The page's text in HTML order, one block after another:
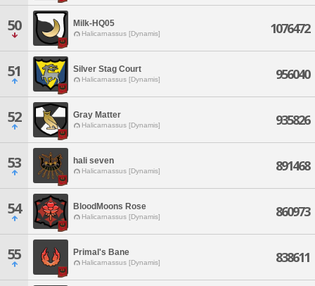
50 Milk-HQ05
Halicarnassus [Dynamis] 1076472
51 Silver Stag Court
Halicarnassus [Dynamis] 956040
52 Gray Matter
Halicarnassus [Dynamis] 935826
53 hali seven
Halicarnassus [Dynamis] 891468
54 BloodMoons Rose
Halicarnassus [Dynamis] 860973
55 Primal's Bane
Halicarnassus [Dynamis] 838611